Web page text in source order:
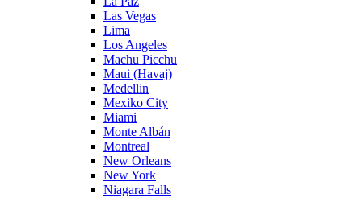
Las Vegas
Lima
Los Angeles
Machu Picchu
Maui (Havaj)
Medellin
Mexiko City
Miami
Monte Albán
Montreal
New Orleans
New York
Niagara Falls